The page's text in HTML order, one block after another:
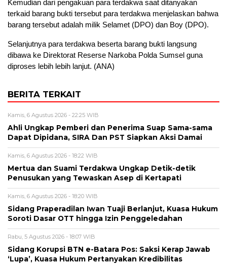
Kemudian dari pengakuan para terdakwa saat ditanyakan
terkaid barang bukti tersebut para terdakwa menjelaskan bahwa
barang tersebut adalah milik Selamet (DPO) dan Boy (DPO).
Selanjutnya para terdakwa beserta barang bukti langsung
dibawa ke Direktorat Reserse Narkoba Polda Sumsel guna
diproses lebih lebih lanjut. (ANA)
BERITA TERKAIT
Kamis, 6 Agustus 2026 - 22:25 WIB
Ahli Ungkap Pemberi dan Penerima Suap Sama-sama
Dapat Dipidana, SIRA Dan PST Siapkan Aksi Damai
Kamis, 6 Agustus 2026 - 18:22 WIB
Mertua dan Suami Terdakwa Ungkap Detik-detik
Penusukan yang Tewaskan Asep di Kertapati
Kamis, 6 Agustus 2026 - 18:20 WIB
Sidang Praperadilan Iwan Tuaji Berlanjut, Kuasa Hukum
Soroti Dasar OTT hingga Izin Penggeledahan
Rabu, 5 Agustus 2026 - 18:07 WIB
Sidang Korupsi BTN e-Batara Pos: Saksi Kerap Jawab
‘Lupa’, Kuasa Hukum Pertanyakan Kredibilitas